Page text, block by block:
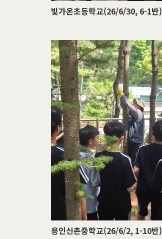
빛가온초등학교(26/6/30, 6-1반)
용인신촌중학교(26/6/2, 1-10반)